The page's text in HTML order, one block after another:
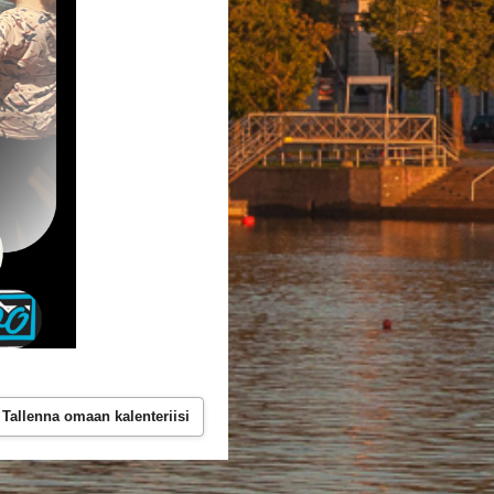
Tallenna omaan kalenteriisi